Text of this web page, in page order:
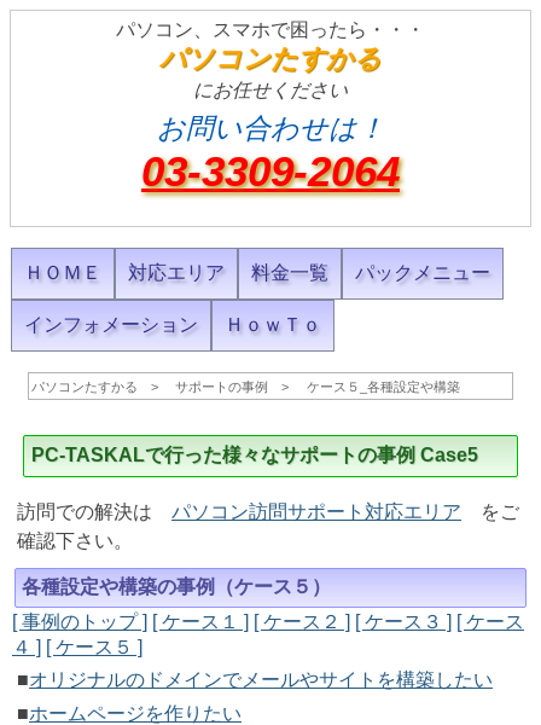
パソコン、スマホで困ったら・・・
パソコンたすかる
にお任せください
お問い合わせは！
03-3309-2064
ＨＯＭＥ 対応エリア 料金一覧 パックメニュー
インフォメーション ＨｏｗＴｏ
パソコンたすかる サポートの事例 ケース５_各種設定や構築
PC-TASKALで行った様々なサポートの事例 Case5
訪問での解決は パソコン訪問サポート対応エリア をご
確認下さい。
各種設定や構築の事例（ケース５）
[ 事例のトップ ] [ ケース１ ] [ ケース２ ] [ ケース３ ] [ ケース
４ ] [ ケース５ ]
■オリジナルのドメインでメールやサイトを構築したい
■ホームページを作りたい